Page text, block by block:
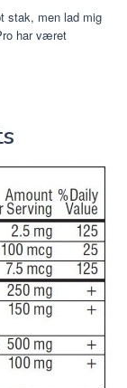
stak, men lad mig
har været